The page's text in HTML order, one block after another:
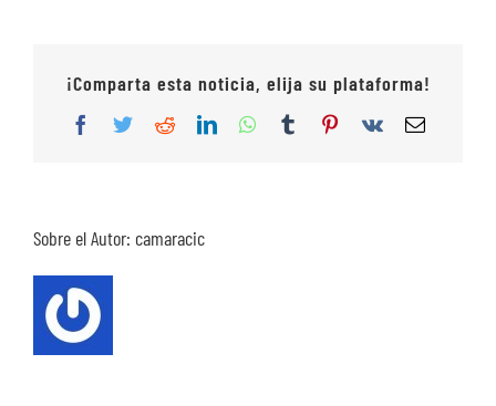
¡Comparta esta noticia, elija su plataforma!
Facebook
TwitterRedditLinkedInWhatsApp
TumblrPinterest
Vk
Correo
Sobre el Autor: camaracic